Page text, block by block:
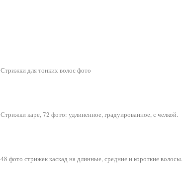
Стрижки для тонких волос фото
Стрижки каре, 72 фото: удлиненное, градуированное, с челкой.
48 фото стрижек каскад на длинные, средние и короткие волосы.